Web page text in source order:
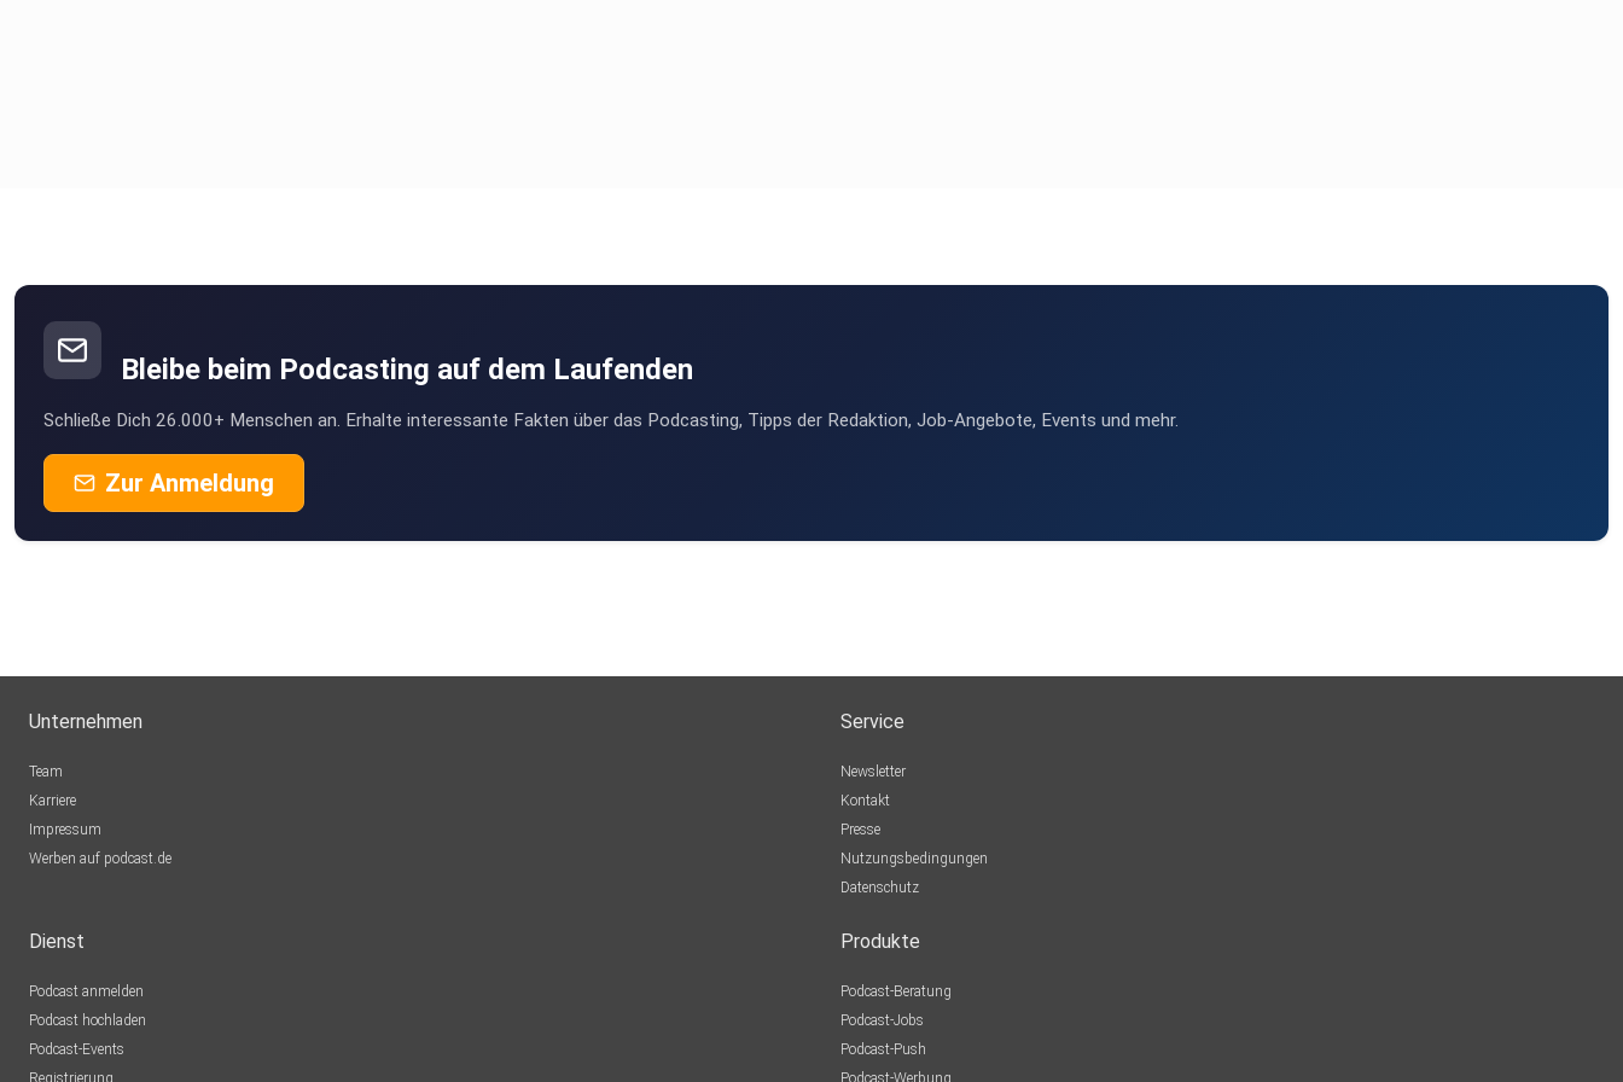
Bleibe beim Podcasting auf dem Laufenden
Schließe Dich 26.000+ Menschen an. Erhalte interessante Fakten über das Podcasting, Tipps der Redaktion, Job-Angebote, Events und mehr.
Zur Anmeldung
Unternehmen
Team
Karriere
Impressum
Werben auf podcast.de
Service
Newsletter
Kontakt
Presse
Nutzungsbedingungen
Datenschutz
Dienst
Podcast anmelden
Podcast hochladen
Podcast-Events
Registrierung
Produkte
Podcast-Beratung
Podcast-Jobs
Podcast-Push
Podcast-Werbung